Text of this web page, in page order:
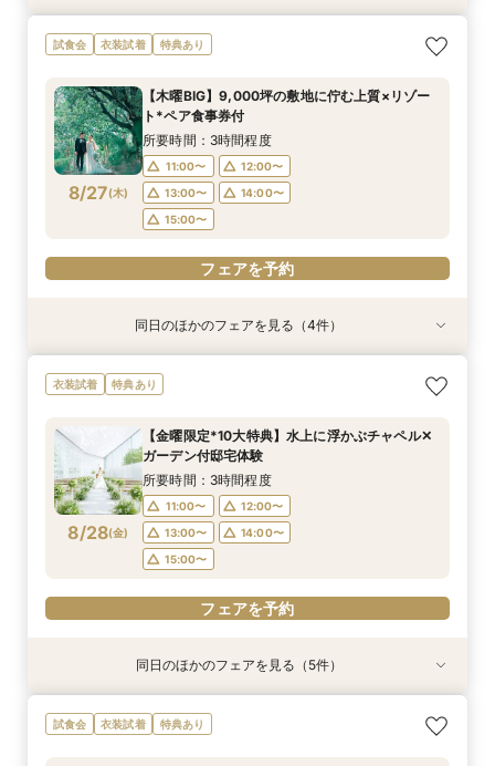
8/23(日)
マイナビ限定BIG【大阪で人気*2会場同時見学
フェア】豪華3万試食×130万特典
9:10〜
10:00〜
14:00〜
15:00〜
フェアを予約
8/23(日)
マイナビ限定【チャペルにこだわり◎】憧れチャ
ペルで挙式体験×贅沢貸切邸宅
9:30〜
10:00〜
10:30〜
14:00〜
15:00〜
フェアを予約
8/23(日)
マイナビ限定【家族で挙式＆会食】当館で一番お
得な67万円プラン紹介フェア
9:30〜
10:00〜
10:30〜
14:00〜
15:00〜
フェアを予約
8/23(日)
マイナビ限定【挙式も披露宴もペットOK】大切
な家族と過ごすペット婚相談会
10:00〜 14:00〜
フェアを予約
8/23(日)
マイナビ限定【料理重視派必見】シェフ厳選！特
選牛の絶品コース試食フェア
9:00〜
14:00〜
15:00〜
フェアを予約
8/23(日)
マイナビ限定【初めての見学も安心】全館見学＆
見積り相談×特選和牛試食
9:00〜
10:00〜
14:00〜
15:00〜
フェアを予約
試食会 衣装試着 特典あり
8/27(木)
【木曜BIG】9,000坪の敷地に佇む上質×リゾー
ト*ペア食事券付
所要時間：3時間程度
11:00〜
12:00〜
13:00〜
14:00〜
15:00〜
フェアを予約
衣装試着 特典あり
8/27(木)
【家族での挙式＆会食なら】67万円のお得すぎ
プラン紹介フェア
11:00〜
12:00〜
13:00〜
14:00〜
15:00〜
フェアを予約
特典あり
8/27(木)
【ペットと一緒の結婚式】大切な家族と過ごす
ペット婚相談会
11:00〜
13:00〜
15:00〜
フェアを予約
衣装試着 特典あり
8/27(木)
マイナビ限定BIG【大阪で人気*2会場同時見学
フェア】新作ドレス試着×130万特典
11:00〜
12:00〜
13:30〜
14:00〜
15:00〜
フェアを予約
8/27(木)
【短時間でもOK】ふたりの不安をプロが解消！
会場見学×見積相談
11:00〜
12:00〜
13:00〜
14:00〜
15:00〜
フェアを予約
同日のほかのフェアを見る（4件）
衣装試着 特典あり
8/28(金)
【金曜限定*10大特典】水上に浮かぶチャペル✕
ガーデン付邸宅体験
所要時間：3時間程度
11:00〜
12:00〜
13:00〜
14:00〜
15:00〜
フェアを予約
衣装試着 特典あり
【憧れドレス体験付き】ドレス試着体験＆衣裳1
着プレゼント
衣装試着 特典あり
【家族での挙式＆会食なら】67万円のお得すぎ
プラン紹介フェア
特典あり
【ペットと一緒の結婚式】大切な家族と過ごす
ペット婚相談会
衣装試着 特典あり
マイナビ限定BIG【大阪で人気*2会場同時見学
フェア】新作ドレス試着×130万特典
【短時間でもOK】ふたりの不安をプロが解消！
会場見学×見積相談
同日のほかのフェアを見る（5件）
試食会 衣装試着 特典あり